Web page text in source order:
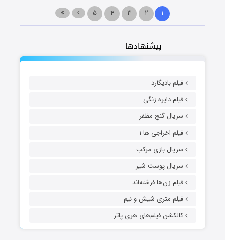
پیشنهادها
فیلم بادیگارد
فیلم دایره زنگی
سریال گنج مظفر
فیلم اخراجی ها ۱
سریال بازی مرکب
سریال پوست شیر
فیلم زن‌ها فرشته‌اند
فیلم متری شیش و نیم
کالکشن فیلم‌های هری پاتر
۱ ۲ ۳ ۴ ۵